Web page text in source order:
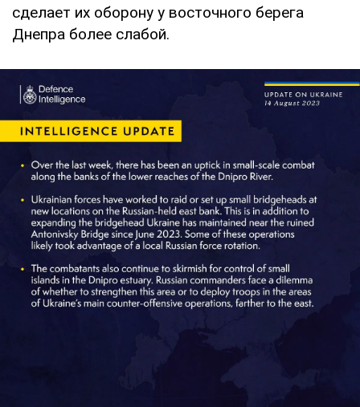
сделает их оборону у восточного берега
Днепра более слабой.